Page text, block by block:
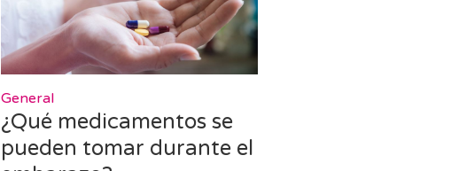
General
¿Qué medicamentos se
pueden tomar durante el